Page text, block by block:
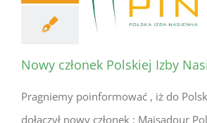
Nowy członek Polskiej Izby
Pragniemy poinformować , iż do
dołączył nowy członek : Maisadour